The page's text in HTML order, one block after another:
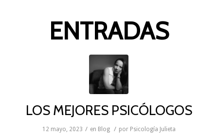
ENTRADAS
LOS MEJORES PSICÓLOGOS
12 mayo, 2023 / en Blog / por Psicología Julieta